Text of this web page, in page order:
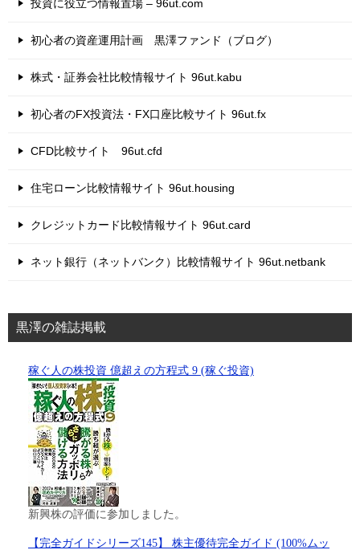
投資に役立つ情報置場 – 96ut.com
初心者の資産運用計画 黒澤ファンド（ブログ）
株式・証券会社比較情報サイト 96ut.kabu
初心者のFX投資法・FX口座比較サイト 96ut.fx
CFD比較サイト 96ut.cfd
住宅ローン比較情報サイト 96ut.housing
クレジットカード比較情報サイト 96ut.card
ネット銀行（ネットバンク）比較情報サイト 96ut.netbank
黒澤の雑誌掲載
稼ぐ人の株投資 億超えの方程式 9 (稼ぐ投資)
新興株の評価に参加しました。
【完全ガイドシリーズ145】 株主優待完全ガイド (100%ムッ